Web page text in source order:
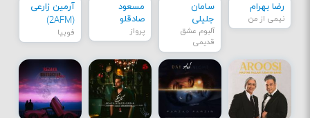
رضا بهرام
نیمی از من
سامان
جلیلی
آلبوم عشق
قدیمی
مسعود
صادقلو
پرواز
آرمین زارعی
(2AFM)
فوبیا